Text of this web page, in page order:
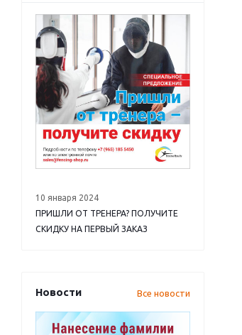
10 января 2024
ПРИШЛИ ОТ ТРЕНЕРА? ПОЛУЧИТЕ
СКИДКУ НА ПЕРВЫЙ ЗАКАЗ
Новости Все новости